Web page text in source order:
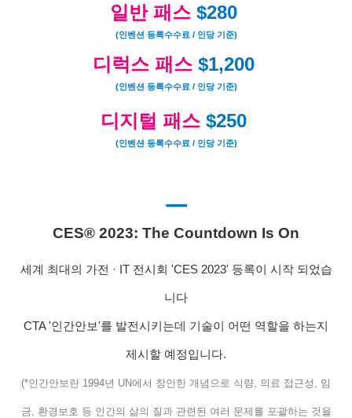
일반 패스 $280
(인벤션 등록수수료 / 인당 기준)
디럭스 패스 $1,200
(인벤션 등록수수료 / 인당 기준)
디지털 패스 $250
(인벤션 등록수수료 / 인당 기준)
ㅡ
CES® 2023: The Countdown Is On
세계 최대의 가전 · IT 전시회 'CES 2023' 등록이 시작 되었습
니다
CTA '인간안보'를 발전시키는데 기술이 어떤 역할을 하는지
제시할 예정입니다.
(*인간안보란 1994년 UN에서 창안한 개념으로 식량, 의료 접근성, 임
금, 환경보호 등 인간의 삶의 질과 관련된 여러 문제를 포괄하는 것을